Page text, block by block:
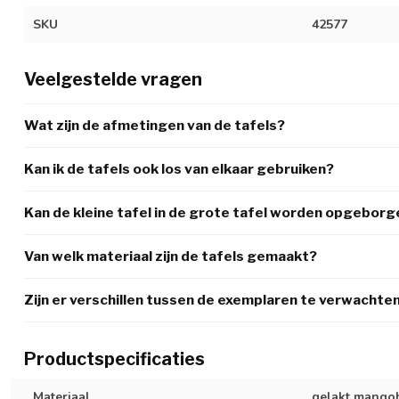
SKU 42577
Veelgestelde vragen
Wat zijn de afmetingen van de tafels?
Kan ik de tafels ook los van elkaar gebruiken?
Kan de kleine tafel in de grote tafel worden
Van welk materiaal zijn de tafels gemaakt?
Zijn er verschillen tussen de exemplaren te
Productspecificaties